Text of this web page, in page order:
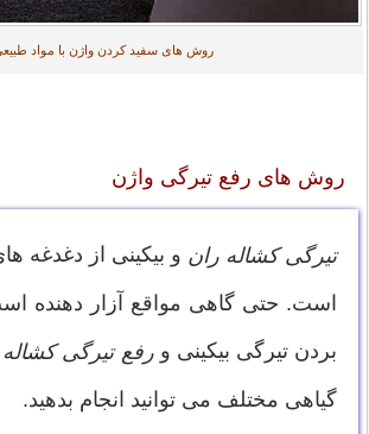
روش های سفید کردن واژن با مواد
روش های رفع تیرگی واژن
تیرگی کشاله ران و بیکینی از دغدغه
است. حتی گاهی مواقع آزار دهنده
بردن تیرگی بیکینی و رفع تیرگی
گیاهی مختلف می توانید انجام بدهید.